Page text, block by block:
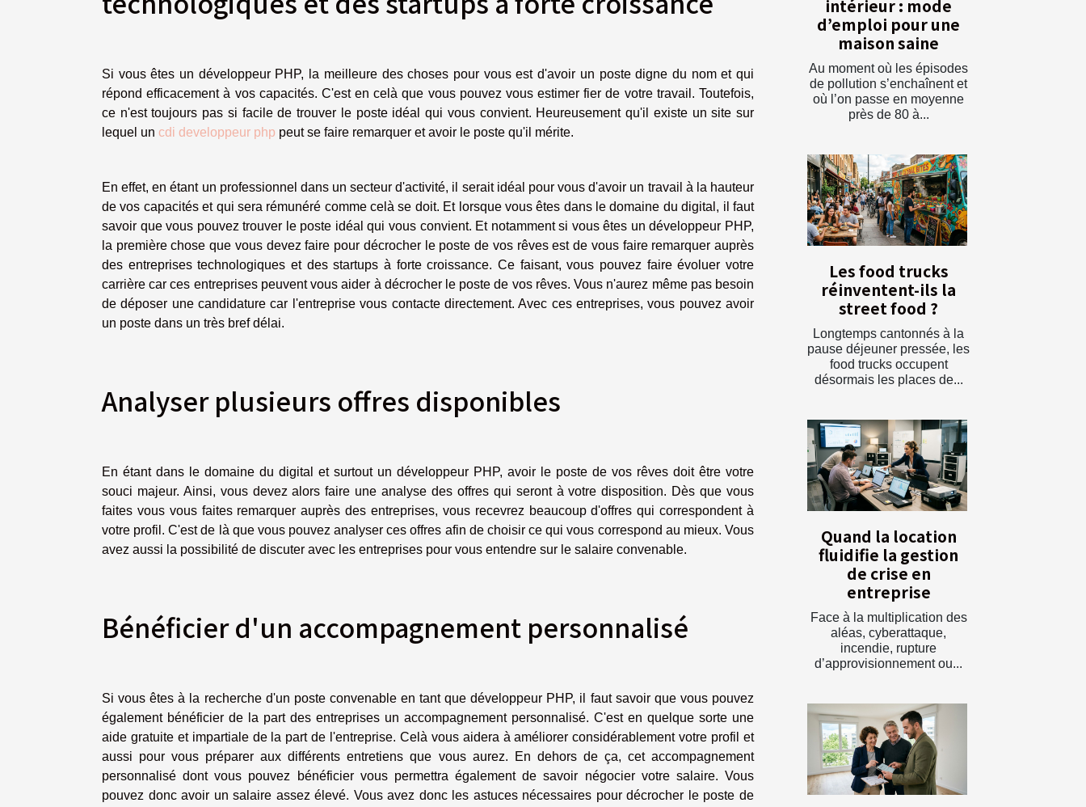
Si vous êtes un développeur PHP, la meilleure des choses pour vous est d'avoir un poste digne du nom et qui
répond efficacement à vos capacités. C'est en celà que vous pouvez vous estimer fier de votre travail. Toutefois,
ce n'est toujours pas si facile de trouver le poste idéal qui vous convient. Heureusement qu'il existe un site sur
lequel un cdi developpeur php peut se faire remarquer et avoir le poste qu'il mérite.
En effet, en étant un professionnel dans un secteur d'activité, il serait idéal pour vous d'avoir un travail à la hauteur
de vos capacités et qui sera rémunéré comme celà se doit. Et lorsque vous êtes dans le domaine du digital, il faut
savoir que vous pouvez trouver le poste idéal qui vous convient. Et notamment si vous êtes un développeur PHP,
la première chose que vous devez faire pour décrocher le poste de vos rêves est de vous faire remarquer auprès
des entreprises technologiques et des startups à forte croissance. Ce faisant, vous pouvez faire évoluer votre
carrière car ces entreprises peuvent vous aider à décrocher le poste de vos rêves. Vous n'aurez même pas besoin
de déposer une candidature car l'entreprise vous contacte directement. Avec ces entreprises, vous pouvez avoir
un poste dans un très bref délai.
Analyser plusieurs offres disponibles
En étant dans le domaine du digital et surtout un développeur PHP, avoir le poste de vos rêves doit être votre
souci majeur. Ainsi, vous devez alors faire une analyse des offres qui seront à votre disposition. Dès que vous
faites vous vous faites remarquer auprès des entreprises, vous recevrez beaucoup d'offres qui correspondent à
votre profil. C'est de là que vous pouvez analyser ces offres afin de choisir ce qui vous correspond au mieux. Vous
avez aussi la possibilité de discuter avec les entreprises pour vous entendre sur le salaire convenable.
Bénéficier d'un accompagnement personnalisé
Si vous êtes à la recherche d'un poste convenable en tant que développeur PHP, il faut savoir que vous pouvez
également bénéficier de la part des entreprises un accompagnement personnalisé. C'est en quelque sorte une
aide gratuite et impartiale de la part de l'entreprise. Celà vous aidera à améliorer considérablement votre profil et
aussi pour vous préparer aux différents entretiens que vous aurez. En dehors de ça, cet accompagnement
personnalisé dont vous pouvez bénéficier vous permettra également de savoir négocier votre salaire. Vous
pouvez donc avoir un salaire assez élevé. Vous avez donc les astuces nécessaires pour décrocher le poste de
intérieur : mode
d’emploi pour une
maison saine
Au moment où les épisodes
de pollution s’enchaînent et
où l’on passe en moyenne
près de 80 à...
Les food trucks
réinventent-ils la
street food ?
Longtemps cantonnés à la
pause déjeuner pressée, les
food trucks occupent
désormais les places de...
Quand la location
fluidifie la gestion
de crise en
entreprise
Face à la multiplication des
aléas, cyberattaque,
incendie, rupture
d’approvisionnement ou...